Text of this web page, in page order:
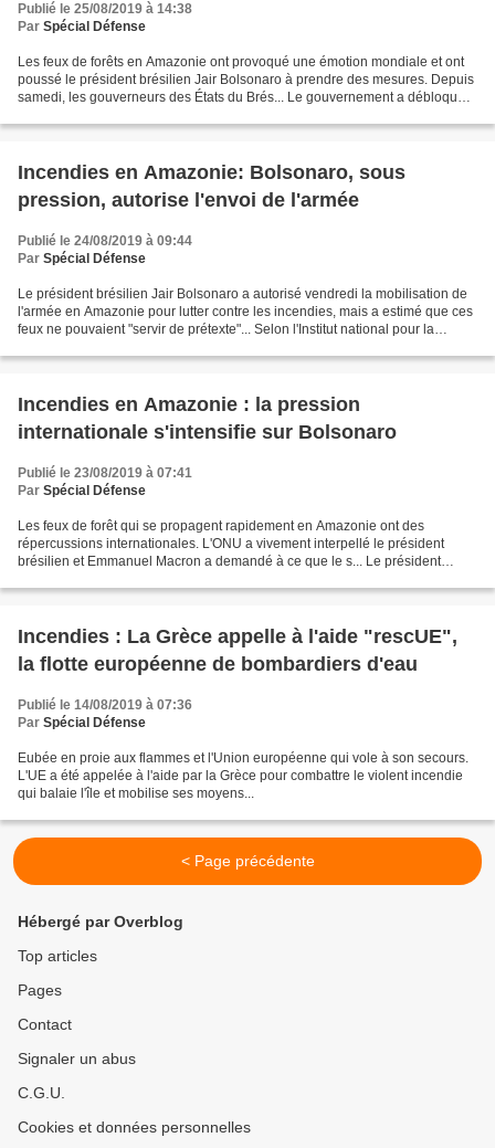
Publié le 25/08/2019 à 14:38
Par Spécial Défense
Les feux de forêts en Amazonie ont provoqué une émotion mondiale et ont
poussé le président brésilien Jair Bolsonaro à prendre des mesures. Depuis
samedi, les gouverneurs des États du Brés... Le gouvernement a débloqué
Incendies en Amazonie: Bolsonaro, sous
pression, autorise l'envoi de l'armée
Publié le 24/08/2019 à 09:44
Par Spécial Défense
Le président brésilien Jair Bolsonaro a autorisé vendredi la mobilisation de
l'armée en Amazonie pour lutter contre les incendies, mais a estimé que ces
feux ne pouvaient "servir de prétexte"... Selon l'Institut national pour la
Incendies en Amazonie : la pression
internationale s'intensifie sur Bolsonaro
Publié le 23/08/2019 à 07:41
Par Spécial Défense
Les feux de forêt qui se propagent rapidement en Amazonie ont des
répercussions internationales. L'ONU a vivement interpellé le président
brésilien et Emmanuel Macron a demandé à ce que le s... Le président
Incendies : La Grèce appelle à l'aide "rescUE",
la flotte européenne de bombardiers d'eau
Publié le 14/08/2019 à 07:36
Par Spécial Défense
Eubée en proie aux flammes et l'Union européenne qui vole à son secours.
L'UE a été appelée à l'aide par la Grèce pour combattre le violent incendie
qui balaie l'île et mobilise ses moyens...
< Page précédente
Hébergé par Overblog
Top articles
Pages
Contact
Signaler un abus
C.G.U.
Cookies et données personnelles